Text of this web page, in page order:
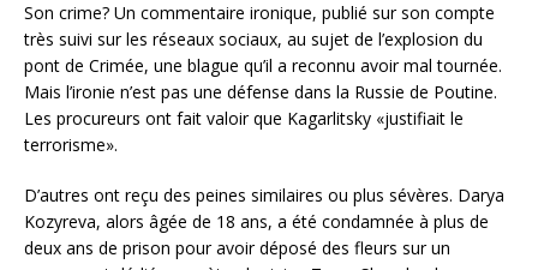
Son crime? Un commentaire ironique, publié sur son compte
très suivi sur les réseaux sociaux, au sujet de l’explosion du
pont de Crimée, une blague qu’il a reconnu avoir mal tournée.
Mais l’ironie n’est pas une défense dans la Russie de Poutine.
Les procureurs ont fait valoir que Kagarlitsky «justifiait le
terrorisme».
D’autres ont reçu des peines similaires ou plus sévères. Darya
Kozyreva, alors âgée de 18 ans, a été condamnée à plus de
deux ans de prison pour avoir déposé des fleurs sur un